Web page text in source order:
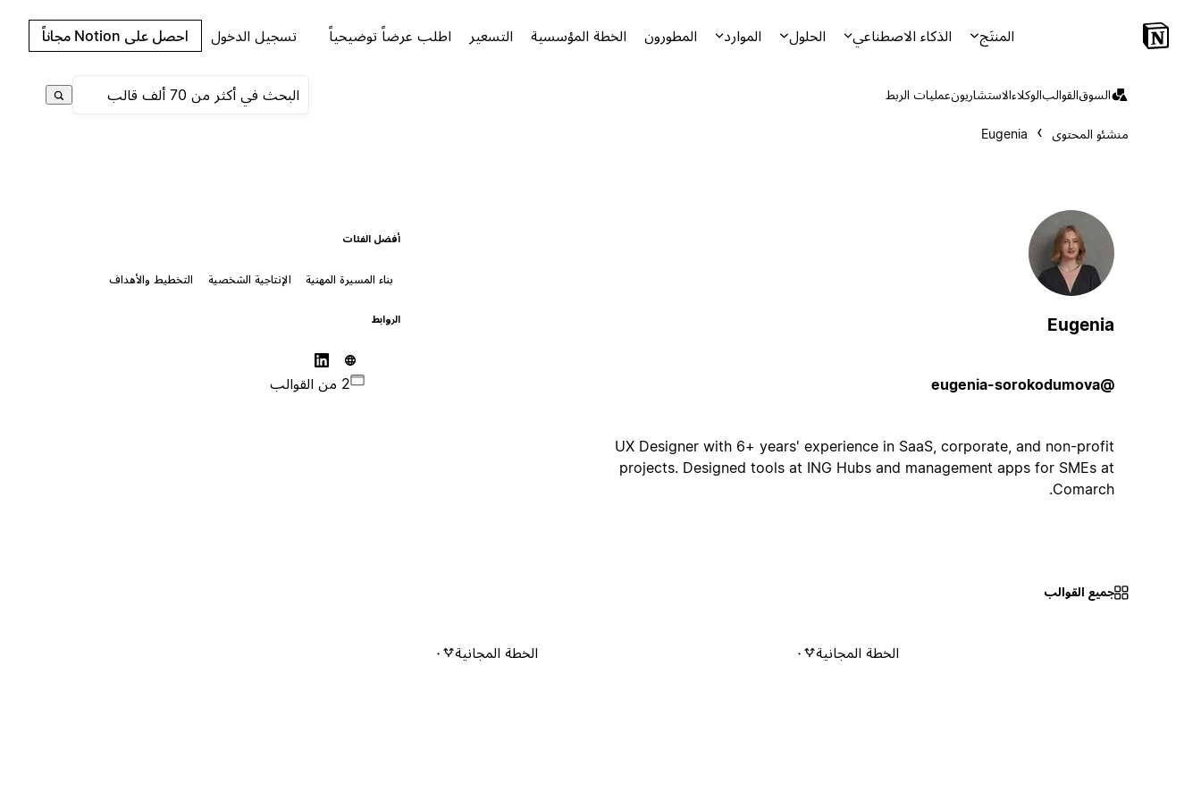
المنتَج الذكاء الاصطناعي الحلول الموارد المطورون الخطة المؤسسية التسعير اطلب عرضاً توضيحياً تسجيل الدخول احصل على Notion مجاناً
السوقالقوالبالوكلاءالاستشاريونعمليات الربط
منشئو المحتوى Eugenia
Eugenia
@eugenia-sorokodumova
UX Designer with 6+ years' experience in SaaS, corporate, and non-profit
projects. Designed tools at ING Hubs and management apps for SMEs at
Comarch.
أفضل الفئات
بناء المسيرة المهنية الإنتاجية الشخصية التخطيط والأهداف
الروابط
2 من القوالب
جميع القوالب
الخطة المجانية ٠ الخطة المجانية ٠